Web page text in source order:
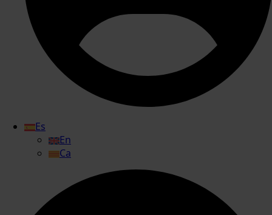
Es
En
Ca